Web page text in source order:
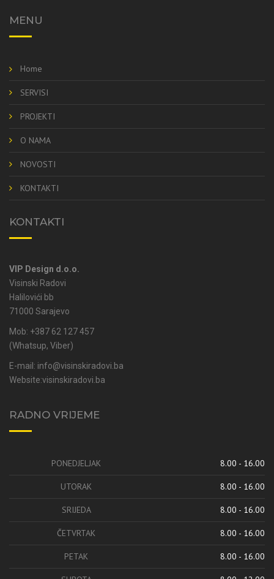
MENU
Home
SERVISI
PROJEKTI
O NAMA
NOVOSTI
KONTAKTI
KONTAKTI
VIP Design d.o.o.
Visinski Radovi
Halilovići bb
71000 Sarajevo
Mob: +387 62 127 457
(Whatsup, Viber)
E-mail: info@visinskiradovi.ba
Website:visinskiradovi.ba
RADNO VRIJEME
PONEDJELJAK 8.00 - 16.00
UTORAK 8.00 - 16.00
SRIJEDA 8.00 - 16.00
ČETVRTAK 8.00 - 16.00
PETAK 8.00 - 16.00